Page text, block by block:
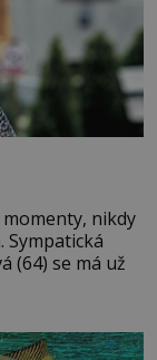
nikdy
(64) se má už